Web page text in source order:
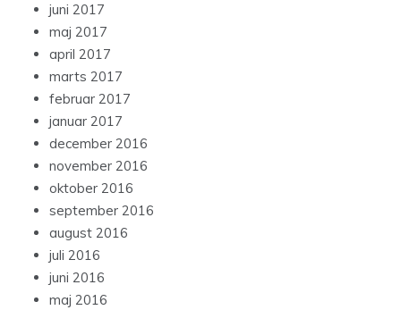
juni 2017
maj 2017
april 2017
marts 2017
februar 2017
januar 2017
december 2016
november 2016
oktober 2016
september 2016
august 2016
juli 2016
juni 2016
maj 2016